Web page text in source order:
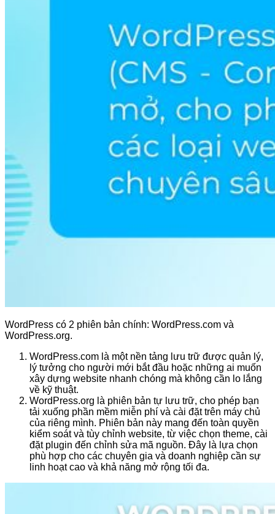
WordPress có 2 phiên bản chính: WordPress.com và
WordPress.org.
WordPress.com là một nền tảng lưu trữ được quản lý,
lý tưởng cho người mới bắt đầu hoặc những ai muốn
xây dựng website nhanh chóng mà không cần lo lắng
về kỹ thuật.
WordPress.org là phiên bản tự lưu trữ, cho phép bạn
tải xuống phần mềm miễn phí và cài đặt trên máy chủ
của riêng mình. Phiên bản này mang đến toàn quyền
kiểm soát và tùy chỉnh website, từ việc chọn theme, cài
đặt plugin đến chỉnh sửa mã nguồn. Đây là lựa chọn
phù hợp cho các chuyên gia và doanh nghiệp cần sự
linh hoạt cao và khả năng mở rộng tối đa.